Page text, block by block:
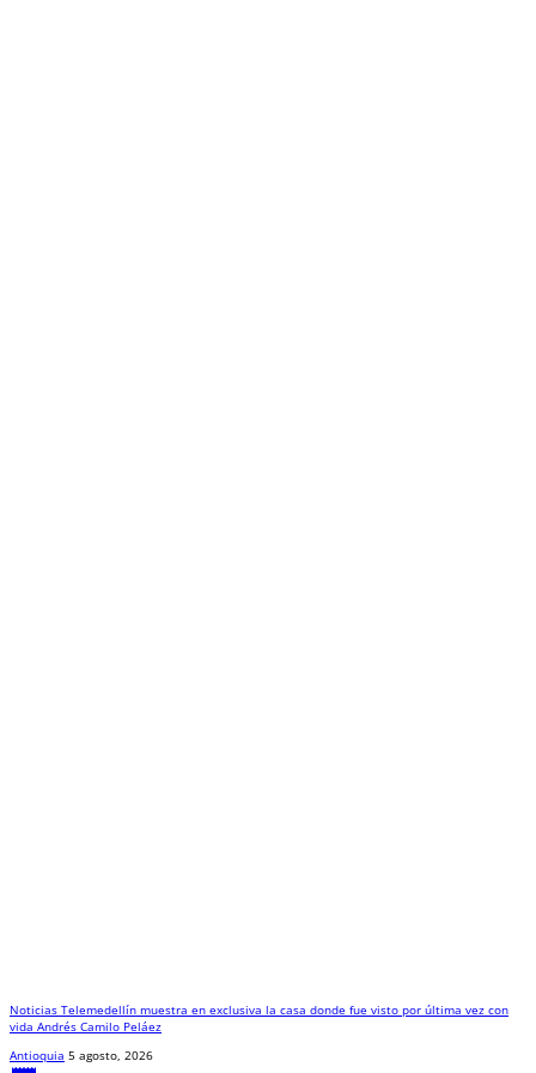
Noticias Telemedellín muestra en exclusiva la casa donde fue visto por última vez con
vida Andrés Camilo Peláez
Antioquia 5 agosto, 2026